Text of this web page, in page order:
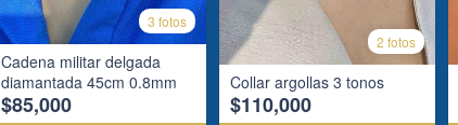
3 fotos
Cadena militar delgada
diamantada 45cm 0.8mm
$85,000
2 fotos
Collar argollas 3 tonos
$110,000